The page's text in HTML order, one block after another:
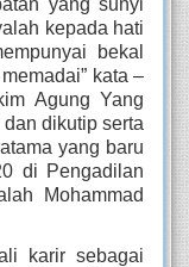
yang sunyi
kepada hati
bekal
kata –
Agung Yang
dikutip serta
yang baru
di Pengadilan
Mohammad
karir sebagai